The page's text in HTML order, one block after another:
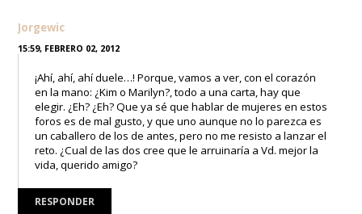
Jorgewic
15:59, FEBRERO 02, 2012
¡Ahí, ahí, ahí duele…! Porque, vamos a ver, con el corazón
en la mano: ¿Kim o Marilyn?, todo a una carta, hay que
elegir. ¿Eh? ¿Eh? Que ya sé que hablar de mujeres en estos
foros es de mal gusto, y que uno aunque no lo parezca es
un caballero de los de antes, pero no me resisto a lanzar el
reto. ¿Cual de las dos cree que le arruinaría a Vd. mejor la
vida, querido amigo?
RESPONDER